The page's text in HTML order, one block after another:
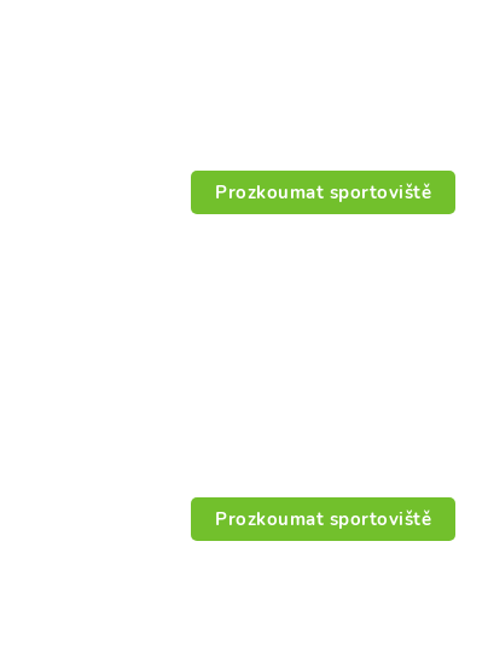
Prozkoumat sportoviště
Prozkoumat sportoviště